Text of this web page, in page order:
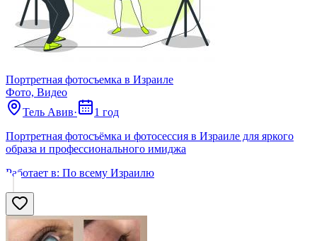
Портретная фотосъемка в Израиле
Фото, Видео
Тель Авив·
1 год
Портретная фотосъёмка и фотосессия в Израиле для яркого
образа и профессионального имиджа
Работает в: По всему Израилю